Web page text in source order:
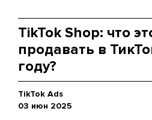
TikTok Shop: что
продавать в
году?
TikTok Ads
03 июн 2025